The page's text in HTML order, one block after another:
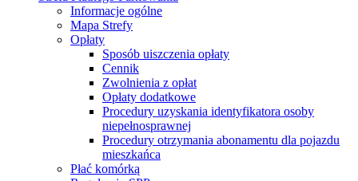
Informacje ogólne
Mapa Strefy
Opłaty
Sposób uiszczenia opłaty
Cennik
Zwolnienia z opłat
Opłaty dodatkowe
Procedury uzyskania identyfikatora osoby
niepełnosprawnej
Procedury otrzymania abonamentu dla pojazdu
mieszkańca
Płać komórką